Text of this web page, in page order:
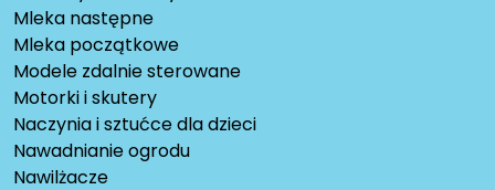
Mleka następne
Mleka początkowe
Modele zdalnie sterowane
Motorki i skutery
Naczynia i sztućce dla dzieci
Nawadnianie ogrodu
Nawilżacze